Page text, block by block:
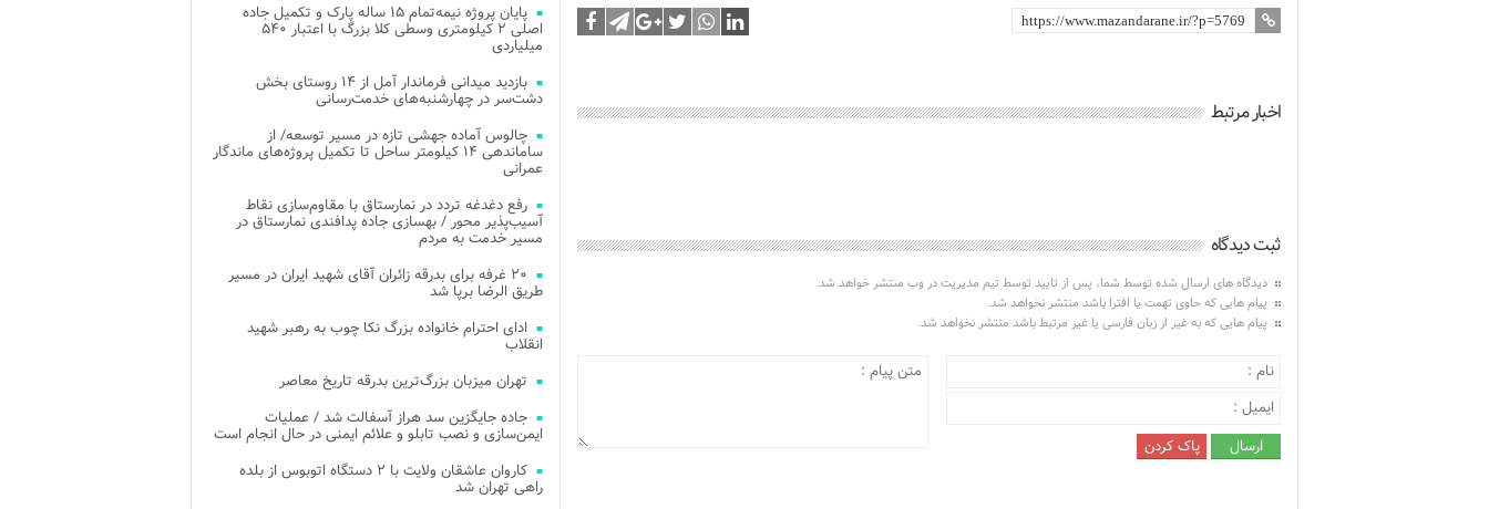
اخبار مرتبط
ثبت دیدگاه
دیدگاه های ارسال شده توسط شما، پس از تایید توسط تیم مدیریت در وب منتشر خواهد شد.
پیام هایی که حاوی تهمت یا افترا باشد منتشر نخواهد شد.
پیام هایی که به غیر از زبان فارسی یا غیر مرتبط باشد منتشر نخواهد شد.
پایان پروژه نیمه‌تمام ۱۵ ساله پارک و تکمیل جاده
اصلی ۲ کیلومتری وسطی کلا بزرگ با اعتبار ۵۴۰
میلیاردی
بازدید میدانی فرماندار آمل از ۱۴ روستای بخش
دشت‌سر در چهارشنبه‌های خدمت‌رسانی
چالوس آماده جهشی تازه در مسیر توسعه/ از
ساماندهی ۱۴ کیلومتر ساحل تا تکمیل پروژه‌های ماندگار
عمرانی
رفع دغدغه تردد در نمارستاق با مقاوم‌سازی نقاط
آسیب‌پذیر محور / بهسازی جاده پدافندی نمارستاق در
مسیر خدمت به مردم
۲۰ غرفه برای بدرقه زائران آقای شهید ایران در مسیر
طریق الرضا برپا شد
ادای احترام خانواده بزرگ نکا چوب به رهبر شهید
انقلاب
تهران میزبان بزرگ‌ترین بدرقه تاریخ معاصر
جاده جایگزین سد هراز آسفالت شد / عملیات
ایمن‌سازی و نصب تابلو و علائم ایمنی در حال انجام است
کاروان عاشقان ولایت با ۲ دستگاه اتوبوس از بلده
راهی تهران شد